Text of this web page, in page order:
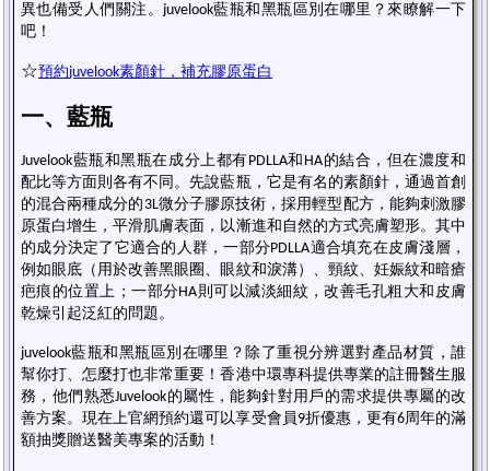
異也備受人們關注。 juvelook藍瓶和黑瓶區別在哪里？來瞭解一下
吧！
☆預約juvelook素顏針，補充膠原蛋白
一、藍瓶
Juvelook藍瓶和黑瓶在成分上都有PDLLA和 HA的結合，但在濃度和
配比等方面則各有不同。先說藍瓶，它是有名的素顏針，通過首創
的混合兩種成分的 3L微分子膠原技術，採用輕型配方，能夠刺激膠
原蛋白增生，平滑肌膚表面，以漸進和自然的方式亮膚塑形。其中
的成分決定了它適合的人群，一部分PDLLA適合填充在皮膚淺層，
例如眼底（用於改善黑眼圈、眼紋和淚溝）、頸紋、妊娠紋和暗瘡
疤痕的位置上；一部分HA則可以減淡細紋，改善毛孔粗大和皮膚
乾燥引起泛紅的問題。
juvelook藍瓶和黑瓶區別 在哪里？除了重視分辨選對產品材質，誰
幫你打、怎麼打也非常重要！香港中環專科提供專業的註冊醫生服
務，他們熟悉Juvelook的屬性，能夠針對用戶的需求提供專屬的改
善方案。現在上官網預約還可以享受會員 9折優惠，更有6周年的滿
額抽獎贈送醫美專案的活動！